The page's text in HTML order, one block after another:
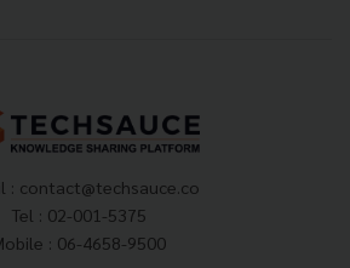
: contact@techsauce.co
Tel : 02-001-5375
: 06-4658-9500